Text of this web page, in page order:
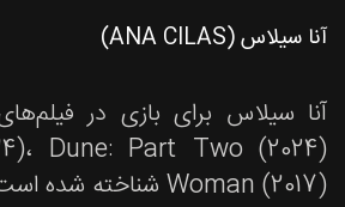
آنا سیلاس (ANA CILAS)
Woman (2017) شناخته شده است.